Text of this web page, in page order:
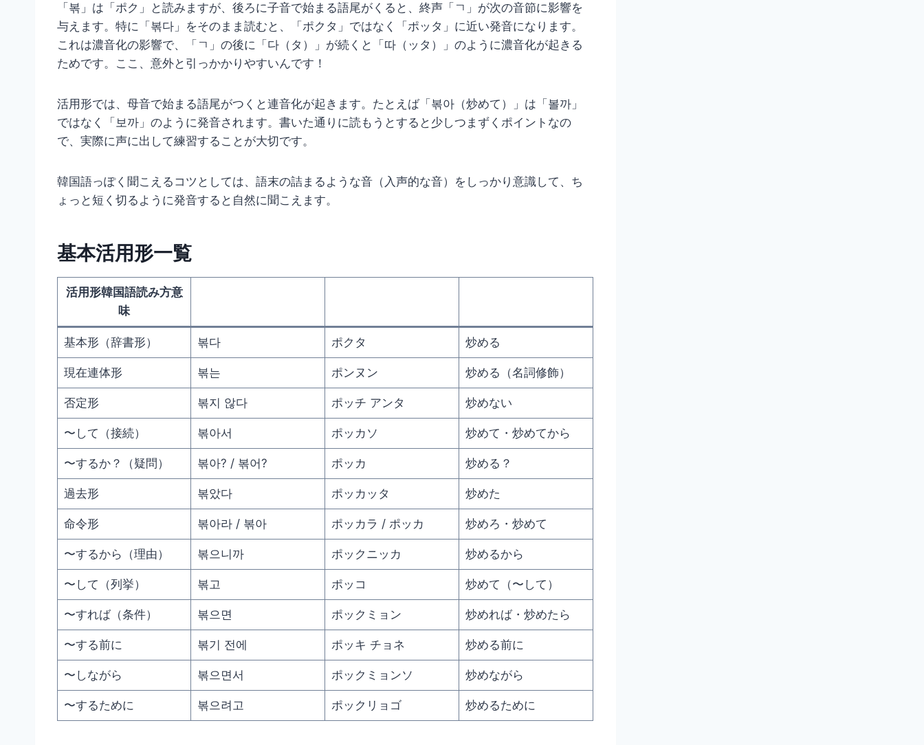
「볶」は「ポク」と読みますが、後ろに子音で始まる語尾がくると、終声「ㄱ」が次の音節に影響を
与えます。特に「볶다」をそのまま読むと、「ポクタ」ではなく「ポッタ」に近い発音になります。
これは濃音化の影響で、「ㄱ」の後に「다（タ）」が続くと「따（ッタ）」のように濃音化が起きる
ためです。ここ、意外と引っかかりやすいんです！
活用形では、母音で始まる語尾がつくと連音化が起きます。たとえば「볶아（炒めて）」は「볼까」
ではなく「보까」のように発音されます。書いた通りに読もうとすると少しつまずくポイントなの
で、実際に声に出して練習することが大切です。
韓国語っぽく聞こえるコツとしては、語末の詰まるような音（入声的な音）をしっかり意識して、ち
ょっと短く切るように発音すると自然に聞こえます。
基本活用形一覧
活用形韓国語読み方意
味
基本形（辞書形） 볶다 ポクタ 炒める
現在連体形 볶는 ポンヌン 炒める（名詞修飾）
否定形 볶지 않다 ポッチ アンタ 炒めない
〜して（接続） 볶아서 ポッカソ 炒めて・炒めてから
〜するか？（疑問） 볶아? / 볶어? ポッカ 炒める？
過去形 볶았다 ポッカッタ 炒めた
命令形 볶아라 / 볶아 ポッカラ / ポッカ 炒めろ・炒めて
〜するから（理由） 볶으니까 ポックニッカ 炒めるから
〜して（列挙） 볶고 ポッコ 炒めて（〜して）
〜すれば（条件） 볶으면 ポックミョン 炒めれば・炒めたら
〜する前に 볶기 전에 ポッキ チョネ 炒める前に
〜しながら 볶으면서 ポックミョンソ 炒めながら
〜するために 볶으려고 ポックリョゴ 炒めるために